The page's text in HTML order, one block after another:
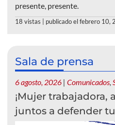
presente, presente.
18 vistas publicado el febrero 10,
Sala de prensa
6 agosto, 2026 | Comunicados,
¡Mujer trabajadora,
juntos a defender